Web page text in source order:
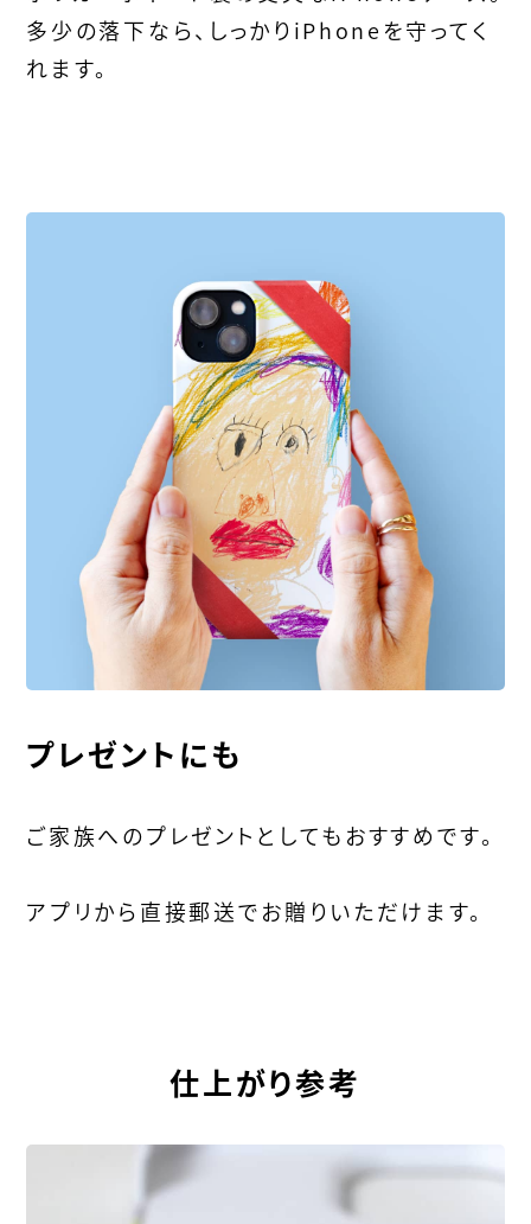
多少の落下なら、しっかりiPhoneを守ってく
れます。
プレゼントにも
ご家族へのプレゼントとしてもおすすめです。
アプリから直接郵送でお贈りいただけます。
仕上がり参考